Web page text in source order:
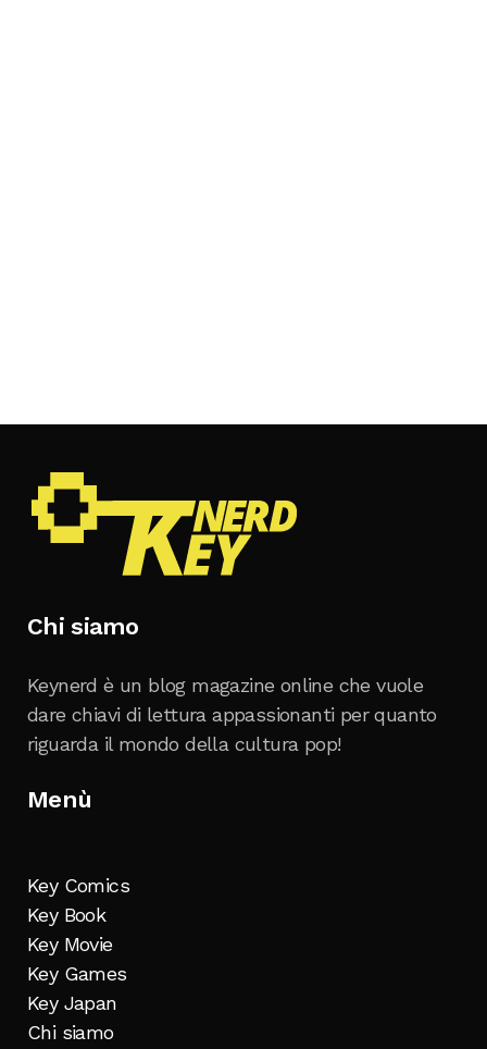
Chi siamo
Keynerd è un blog magazine online che vuole
dare chiavi di lettura appassionanti per quanto
riguarda il mondo della cultura pop!
Menù
Key Comics
Key Book
Key Movie
Key Games
Key Japan
Chi siamo